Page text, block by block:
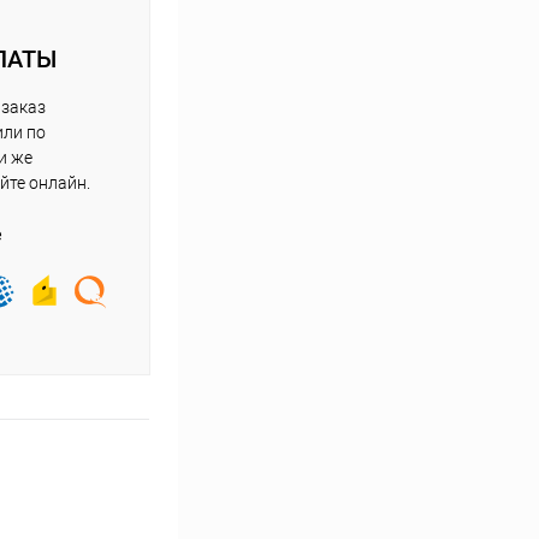
по
же
онлайн.